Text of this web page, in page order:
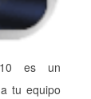
es un
tu equipo